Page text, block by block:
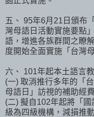
五、 95年6月21日頒布
灣母語日活動實施要點
語，增進各族群間之瞭
度開始全面實施「台灣
六、 101年起本土語言
(一) 取消推行多年的「
母語日」訪視的補助經
(二) 擬自102年起將「
級為四級機構，減損推